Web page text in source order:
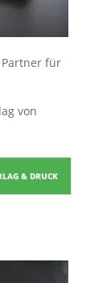
Partner für
von
& DRUCK